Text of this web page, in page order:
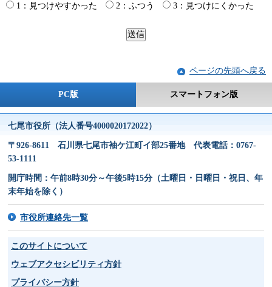
1：見つけやすかった
2：ふつう 3：見つけにくかった
ページの先頭へ戻る
PC版 スマートフォン版
七尾市役所（法人番号4000020172022）
〒926-8611 石川県七尾市袖ケ江町イ部25番地 代表電話：0767-
53-1111
開庁時間：午前8時30分～午後5時15分（土曜日・日曜日・祝日、年
末年始を除く）
市役所連絡先一覧
このサイトについて
ウェブアクセシビリティ方針
プライバシー方針